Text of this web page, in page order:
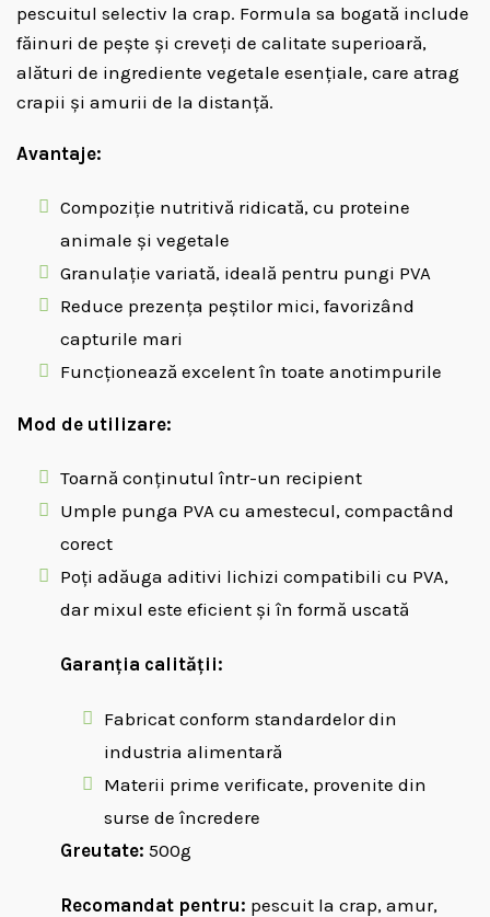
pescuitul selectiv la crap. Formula sa bogată include
făinuri de pește și creveți de calitate superioară,
alături de ingrediente vegetale esențiale, care atrag
crapii și amurii de la distanță.
Avantaje:
Compoziție nutritivă ridicată, cu proteine
animale și vegetale
Granulație variată, ideală pentru pungi PVA
Reduce prezența peștilor mici, favorizând
capturile mari
Funcționează excelent în toate anotimpurile
Mod de utilizare:
Toarnă conținutul într-un recipient
Umple punga PVA cu amestecul, compactând
corect
Poți adăuga aditivi lichizi compatibili cu PVA,
dar mixul este eficient și în formă uscată
Garanția calității:
Fabricat conform standardelor din
industria alimentară
Materii prime verificate, provenite din
surse de încredere
Greutate: 500g
Recomandat pentru: pescuit la crap, amur,